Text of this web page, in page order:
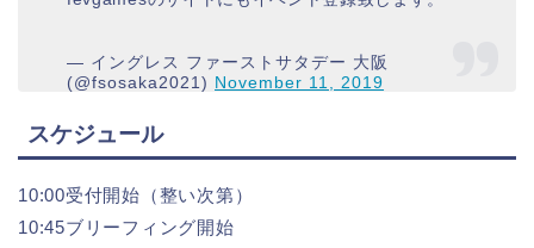
— イングレス ファーストサタデー 大阪
(@fsosaka2021) November 11, 2019
スケジュール
10:00受付開始（整い次第）
10:45ブリーフィング開始